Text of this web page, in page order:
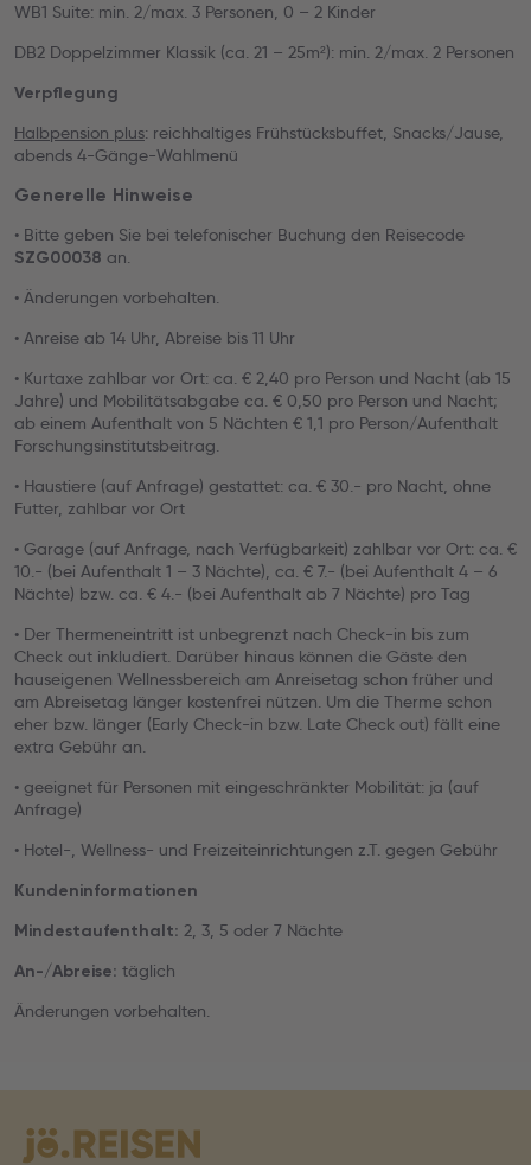
WB1 Suite: min. 2/max. 3 Personen, 0 – 2 Kinder
DB2 Doppelzimmer Klassik (ca. 21 – 25m²): min. 2/max. 2 Personen
Verpflegung
Halbpension plus: reichhaltiges Frühstücksbuffet, Snacks/Jause,
abends 4-Gänge-Wahlmenü
Generelle Hinweise
• Bitte geben Sie bei telefonischer Buchung den Reisecode
SZG00038 an.
• Änderungen vorbehalten.
• Anreise ab 14 Uhr, Abreise bis 11 Uhr
• Kurtaxe zahlbar vor Ort: ca. € 2,40 pro Person und Nacht (ab 15
Jahre) und Mobilitätsabgabe ca. € 0,50 pro Person und Nacht;
ab einem Aufenthalt von 5 Nächten € 1,1 pro Person/Aufenthalt
Forschungsinstitutsbeitrag.
• Haustiere (auf Anfrage) gestattet: ca. € 30.- pro Nacht, ohne
Futter, zahlbar vor Ort
• Garage (auf Anfrage, nach Verfügbarkeit) zahlbar vor Ort: ca. €
10.- (bei Aufenthalt 1 – 3 Nächte), ca. € 7.- (bei Aufenthalt 4 – 6
Nächte) bzw. ca. € 4.- (bei Aufenthalt ab 7 Nächte) pro Tag
• Der Thermeneintritt ist unbegrenzt nach Check-in bis zum
Check out inkludiert. Darüber hinaus können die Gäste den
hauseigenen Wellnessbereich am Anreisetag schon früher und
am Abreisetag länger kostenfrei nützen. Um die Therme schon
eher bzw. länger (Early Check-in bzw. Late Check out) fällt eine
extra Gebühr an.
• geeignet für Personen mit eingeschränkter Mobilität: ja (auf
Anfrage)
• Hotel-, Wellness- und Freizeiteinrichtungen z.T. gegen Gebühr
Kundeninformationen
Mindestaufenthalt: 2, 3, 5 oder 7 Nächte
An-/Abreise: täglich
Änderungen vorbehalten.